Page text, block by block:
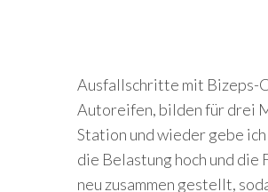
Ausfallschritte mit Bizeps-
Autoreifen, bilden für drei
Station und wieder gebe
die Belastung hoch und die
neu zusammen gestellt,